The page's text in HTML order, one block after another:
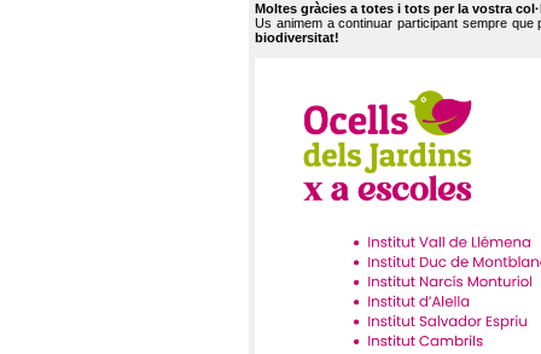
Moltes gràcies a totes i tots per la vostra
Us animem a continuar participant sempre que
biodiversitat!